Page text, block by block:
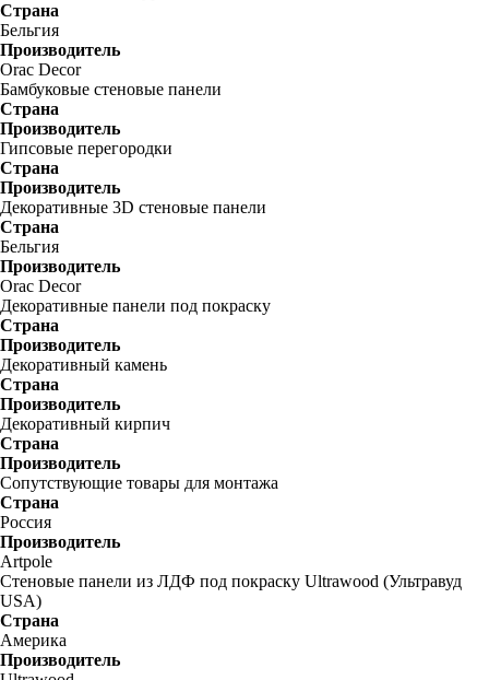
Страна
Бельгия
Производитель
Orac Decor
Бамбуковые стеновые панели
Страна
Производитель
Гипсовые перегородки
Страна
Производитель
Декоративные 3D стеновые панели
Страна
Бельгия
Производитель
Orac Decor
Декоративные панели под покраску
Страна
Производитель
Декоративный камень
Страна
Производитель
Декоративный кирпич
Страна
Производитель
Сопутствующие товары для монтажа
Страна
Россия
Производитель
Artpole
Стеновые панели из ЛДФ под покраску Ultrawood (Ультравуд
USA)
Страна
Америка
Производитель